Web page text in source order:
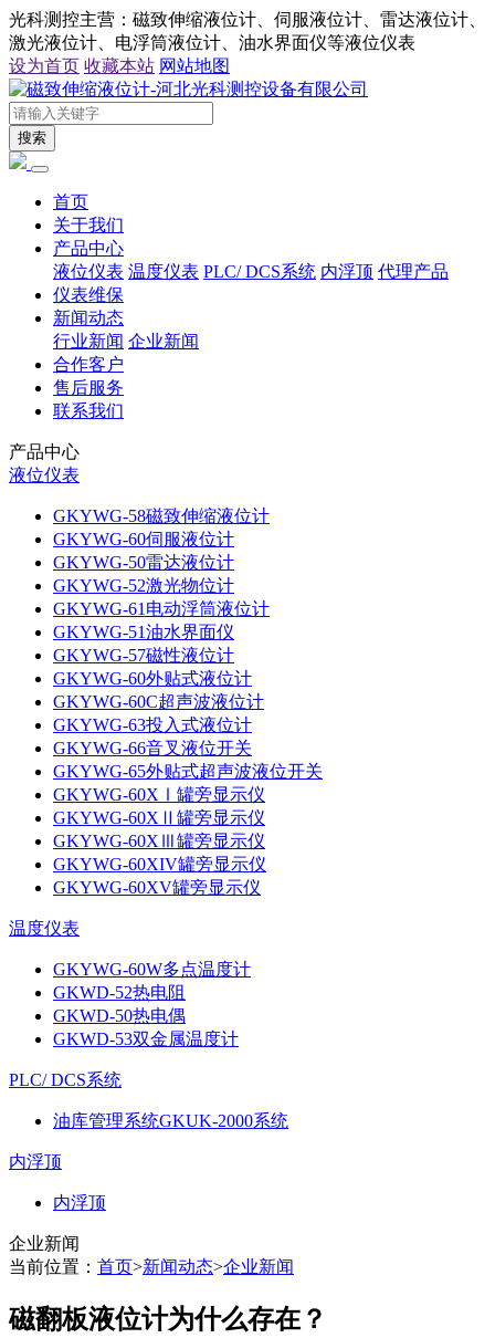
光科测控主营：磁致伸缩液位计、伺服液位计、雷达液位计、
激光液位计、电浮筒液位计、油水界面仪等液位仪表
设为首页 收藏本站 网站地图
搜索
首页
关于我们
产品中心
液位仪表 温度仪表 PLC/ DCS系统 内浮顶 代理产品
仪表维保
新闻动态
行业新闻 企业新闻
合作客户
售后服务
联系我们
产品中心
液位仪表
GKYWG-58磁致伸缩液位计
GKYWG-60伺服液位计
GKYWG-50雷达液位计
GKYWG-52激光物位计
GKYWG-61电动浮筒液位计
GKYWG-51油水界面仪
GKYWG-57磁性液位计
GKYWG-60外贴式液位计
GKYWG-60C超声波液位计
GKYWG-63投入式液位计
GKYWG-66音叉液位开关
GKYWG-65外贴式超声波液位开关
GKYWG-60XⅠ罐旁显示仪
GKYWG-60XⅡ罐旁显示仪
GKYWG-60XⅢ罐旁显示仪
GKYWG-60XIV罐旁显示仪
GKYWG-60XV罐旁显示仪
温度仪表
GKYWG-60W多点温度计
GKWD-52热电阻
GKWD-50热电偶
GKWD-53双金属温度计
PLC/ DCS系统
油库管理系统GKUK-2000系统
内浮顶
内浮顶
企业新闻
当前位置： 首页>新闻动态>企业新闻
磁翻板液位计为什么存在？